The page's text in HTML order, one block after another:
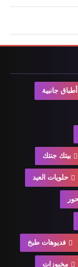
أطباق جانبية
بيتك جنتك
حلويات العيد
فديوهات طبخ
مخبوزات